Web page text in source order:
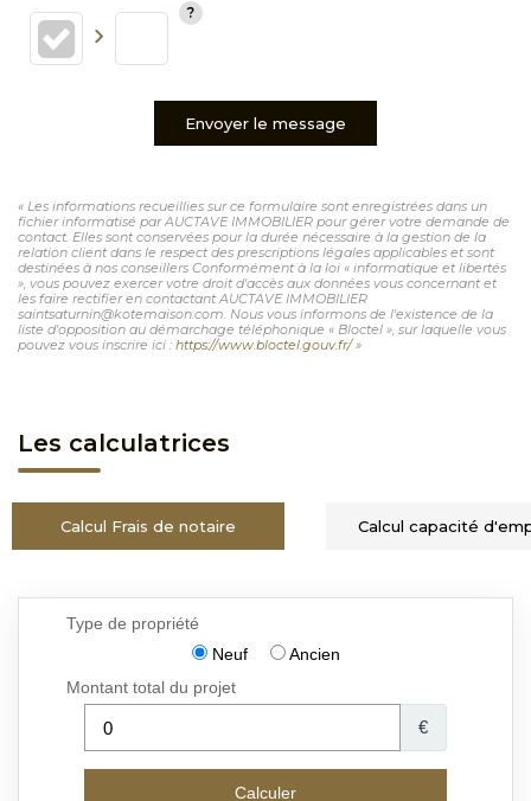
Envoyer le message
« Les informations recueillies sur ce formulaire sont enregistrées dans un
fichier informatisé par AUCTAVE IMMOBILIER pour gérer votre demande de
contact. Elles sont conservées pour la durée nécessaire à la gestion de la
relation client dans le respect des prescriptions légales applicables et sont
destinées à nos conseillers Conformément à la loi « informatique et libertés
», vous pouvez exercer votre droit d'accès aux données vous concernant et
les faire rectifier en contactant AUCTAVE IMMOBILIER
saintsaturnin@kotemaison.com. Nous vous informons de l'existence de la
liste d'opposition au démarchage téléphonique « Bloctel », sur laquelle vous
pouvez vous inscrire ici : https://www.bloctel.gouv.fr/»
Les calculatrices
Calcul Frais de notaire Calcul capacité